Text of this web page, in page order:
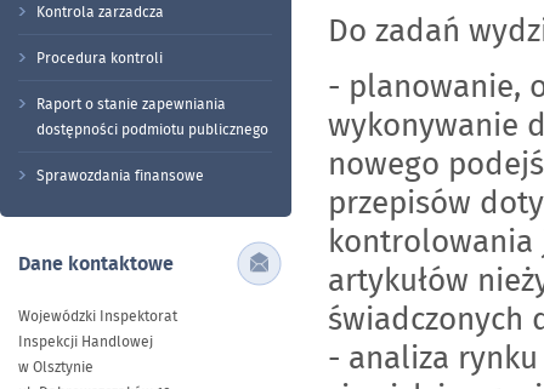
Kontrola zarzadcza
Procedura kontroli
Raport o stanie zapewniania
dostępności podmiotu publicznego
Sprawozdania finansowe
Dane kontaktowe
Wojewódzki Inspektorat
Inspekcji Handlowej
w Olsztynie
Do zadań
- planowanie,
wykonywanie
nowego
przepisów
kontrolowania
artykułów
świadczonych
- analiza